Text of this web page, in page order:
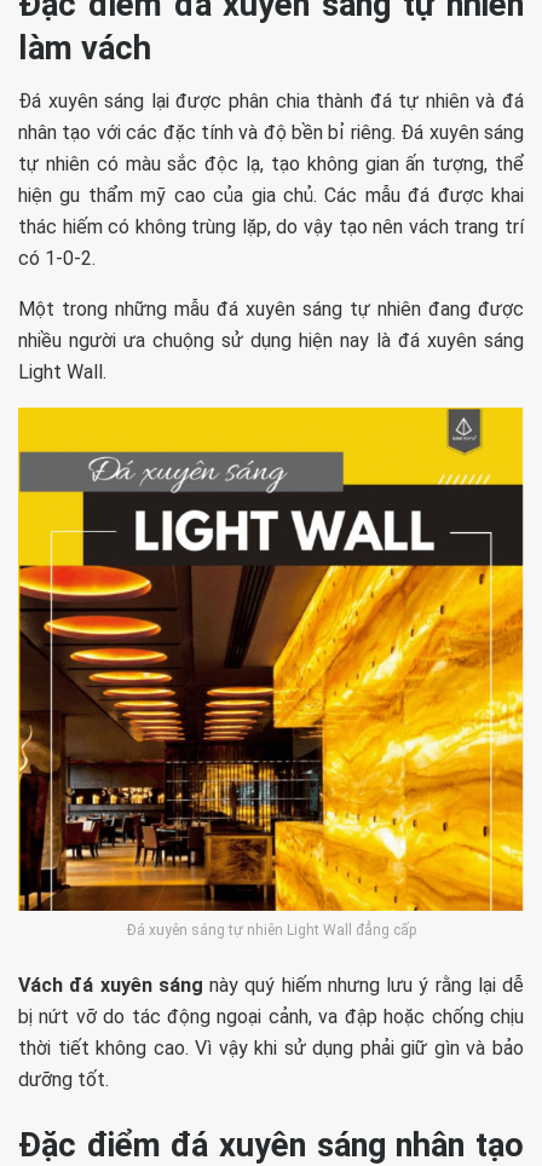
làm vách
Đá xuyên sáng lại được phân chia thành đá tự nhiên và đá
nhân tạo với các đặc tính và độ bền bỉ riêng. Đá xuyên sáng
tự nhiên có màu sắc độc lạ, tạo không gian ấn tượng, thể
hiện gu thẩm mỹ cao của gia chủ. Các mẫu đá được khai
thác hiếm có không trùng lặp, do vậy tạo nên vách trang trí
có 1-0-2.
Một trong những mẫu đá xuyên sáng tự nhiên đang được
nhiều người ưa chuộng sử dụng hiện nay là đá xuyên sáng
Light Wall.
Đá xuyên sáng tự nhiên Light Wall đẳng cấp
Vách đá xuyên sáng này quý hiếm nhưng lưu ý rằng lại dễ
bị nứt vỡ do tác động ngoại cảnh, va đập hoặc chống chịu
thời tiết không cao. Vì vậy khi sử dụng phải giữ gìn và bảo
dưỡng tốt.
Đặc điểm đá xuyên sáng nhân tạo